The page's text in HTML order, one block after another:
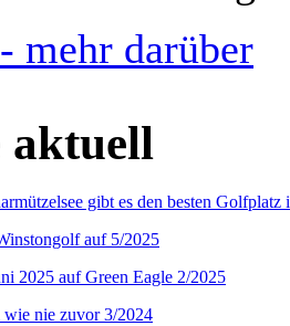
mehr darüber
aktuell
gibt es den besten
auf 5/2025
2025 auf Green Eagle 2/2025
nie zuvor 3/2024